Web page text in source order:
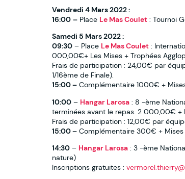
Vendredi 4 Mars 2022 :
16:00 – Place Le Mas Coulet : Tournoi
Samedi 5 Mars 2022 :
09:30 – Place Le Mas Coulet :
000,00€+ Les Mises + Trophées
Frais de participation : 24,00€ par
1/16ème de Finale).
15:00 – Complémentaire 1000€ +
10:00 – Hangar Larosa : 8 -ème
terminées avant le repas. 2 000,00€ +
Frais de participation : 12,00€ par
15:00 – Complémentaire 300€ +
14:30 – Hangar Larosa : 3 -ème
nature)
Inscriptions gratuites :